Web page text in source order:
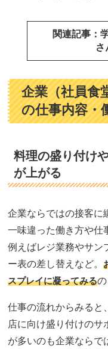
関連記事：
さ
企業（社員食
の仕事内容・
料理の盛り付け
が上がる
企業ならではの接客に
一味違った働き方や仕
例えばレジ業務やサン
ー表の差し替えなど。
スプレイに凝ってみる
仕事の流れからみると
店に向け盛り付けのサ
が多いのも企業ならで